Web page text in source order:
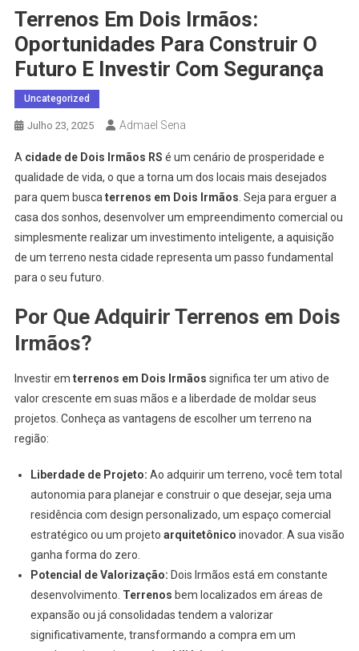
Terrenos Em Dois Irmãos:
Oportunidades Para Construir O
Futuro E Investir Com Segurança
Uncategorized
Julho 23, 2025 Admael Sena
A cidade de Dois Irmãos RS é um cenário de prosperidade e
qualidade de vida, o que a torna um dos locais mais desejados
para quem busca terrenos em Dois Irmãos . Seja para erguer a
casa dos sonhos, desenvolver um empreendimento comercial ou
simplesmente realizar um investimento inteligente, a aquisição
de um terreno nesta cidade representa um passo fundamental
para o seu futuro.
Por Que Adquirir Terrenos em Dois
Irmãos?
Investir em terrenos em Dois Irmãos significa ter um ativo de
valor crescente em suas mãos e a liberdade de moldar seus
projetos. Conheça as vantagens de escolher um terreno na
região:
Liberdade de Projeto: Ao adquirir um terreno, você tem total
autonomia para planejar e construir o que desejar, seja uma
residência com design personalizado, um espaço comercial
estratégico ou um projeto arquitetônico inovador. A sua visão
ganha forma do zero.
Potencial de Valorização: Dois Irmãos está em constante
desenvolvimento. Terrenos bem localizados em áreas de
expansão ou já consolidadas tendem a valorizar
significativamente, transformando a compra em um